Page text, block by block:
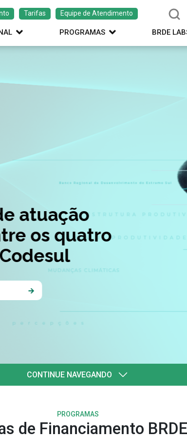
Tarifas Equipe de Atendimento
PROGRAMAS BRDE
CONTINUE NAVEGANDO
PROGRAMAS
de Financiamento BRDE